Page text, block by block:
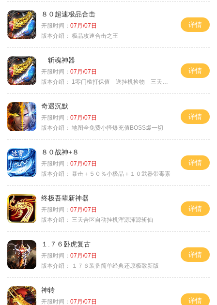
８０超速极品合击
开服时间： 07月/07日
版本介绍： 极品攻速合击之王
详情
斩魂神器
开服时间： 07月/07日
版本介绍：
1零门槛打保值 送挂机捡物 三天合区
详情
奇遇沉默
开服时间： 07月/07日
版本介绍： 地图全免费小怪爆充值BOSS爆一切
详情
８０战神+８
开服时间： 07月/07日
版本介绍： 暴击＋５０％小极品＋１０武器带毒素
详情
终极吾辈新神器
开服时间： 07月/07日
版本介绍：
三天合区自动挂机浑源渾源斩仙
详情
１.７６卧虎复古
开服时间： 07月/07日
版本介绍：
１７６装备简单经典还原极致新版
详情
神转
开服时间： 07月/07日
详情